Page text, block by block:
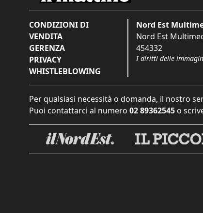
CONDIZIONI DI
VENDITA
GERENZA
PRIVACY
WHISTLEBLOWING
Nord Est
Nord Est
454332
I diritti delle
Per qualsiasi necessità o domanda, il nostro
Puoi contattarci al numero 02 89362545 o